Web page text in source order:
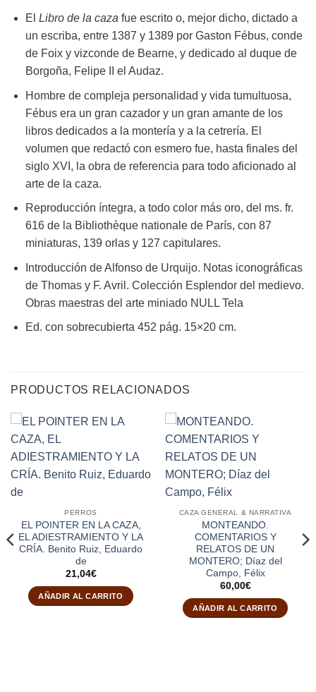
El Libro de la caza fue escrito o, mejor dicho, dictado a
un escriba, entre 1387 y 1389 por Gaston Fébus, conde
de Foix y vizconde de Bearne, y dedicado al duque de
Borgoña, Felipe II el Audaz.
Hombre de compleja personalidad y vida tumultuosa,
Fébus era un gran cazador y un gran amante de los
libros dedicados a la montería y a la cetrería. El
volumen que redactó con esmero fue, hasta finales del
siglo XVI, la obra de referencia para todo aficionado al
arte de la caza.
Reproducción íntegra, a todo color más oro, del ms. fr.
616 de la Bibliothèque nationale de París, con 87
miniaturas, 139 orlas y 127 capitulares.
Introducción de Alfonso de Urquijo. Notas iconográficas
de Thomas y F. Avril. Colección Esplendor del medievo.
Obras maestras del arte miniado NULL Tela
Ed. con sobrecubierta 452 pág. 15×20 cm.
PRODUCTOS RELACIONADOS
PERROS
EL POINTER EN LA CAZA,
EL ADIESTRAMIENTO Y LA
CRÍA. Benito Ruiz, Eduardo
de
21,04€
AÑADIR AL CARRITO
CAZA GENERAL & NARRATIVA
MONTEANDO.
COMENTARIOS Y
RELATOS DE UN
MONTERO; Díaz del
Campo, Félix
60,00€
AÑADIR AL CARRITO